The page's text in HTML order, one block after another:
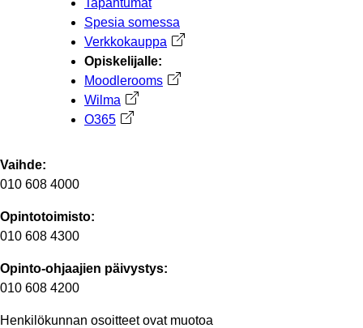
Tapahtumat
Spesia somessa
Verkkokauppa Avautuu uuteen välilehteen
Opiskelijalle:
Moodlerooms Avautuu uuteen välilehteen
Wilma Avautuu uuteen välilehteen
O365 Avautuu uuteen välilehteen
Vaihde:
010 608 4000
Opintotoimisto:
010 608 4300
Opinto-ohjaajien päivystys:
010 608 4200
Henkilökunnan osoitteet ovat muotoa